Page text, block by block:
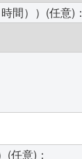
間））(任意)：
(任意)：